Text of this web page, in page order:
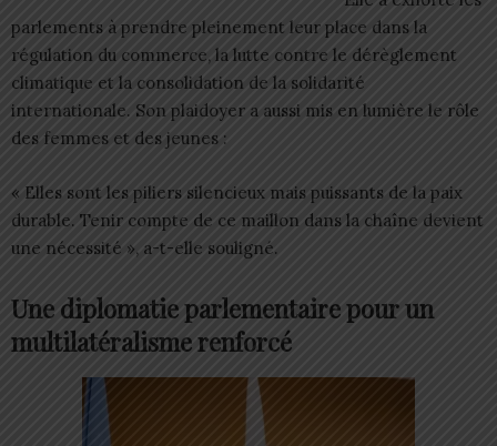
parlements à prendre pleinement leur place dans la
régulation du commerce, la lutte contre le dérèglement
climatique et la consolidation de la solidarité
internationale. Son plaidoyer a aussi mis en lumière le rôle
des femmes et des jeunes :
« Elles sont les piliers silencieux mais puissants de la paix
durable. Tenir compte de ce maillon dans la chaîne devient
une nécessité », a-t-elle souligné.
Une diplomatie parlementaire pour un
multilatéralisme renforcé